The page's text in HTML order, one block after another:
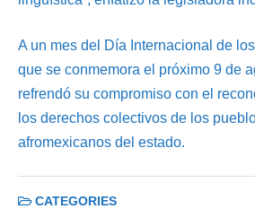
A un mes del Día Internacional de
que se conmemora el próximo 9 de
refrendó su compromiso con el
los derechos colectivos de los
afromexicanos del estado.
CATEGORIES